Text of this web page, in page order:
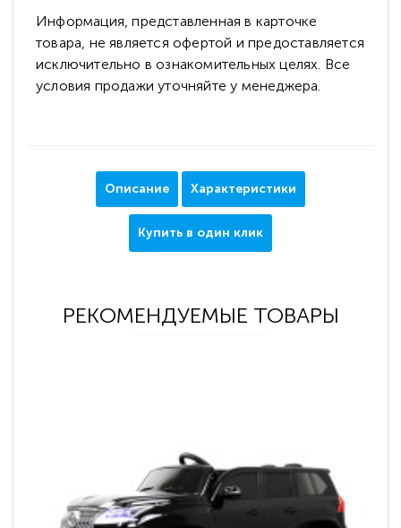
Информация, представленная в карточке
товара, не является офертой и предоставляется
исключительно в ознакомительных целях. Все
условия продажи уточняйте у менеджера.
Описание Характеристики
Купить в один клик
РЕКОМЕНДУЕМЫЕ ТОВАРЫ